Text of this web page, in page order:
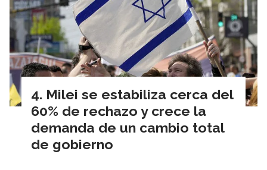
Milei se estabiliza cerca del
60% de rechazo y crece la
demanda de un cambio total
de gobierno